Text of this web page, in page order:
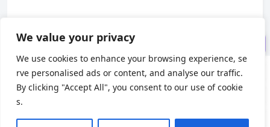
We value your privacy
We use cookies to enhance your browsing experience, se
rve personalised ads or content, and analyse our traffic.
By clicking "Accept All", you consent to our use of cookie
s.
后续中间件？
六、总结
About us